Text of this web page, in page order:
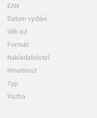
EAN
Datum vydání
Věk od
Formát
Nakladatelství
Hmotnost
Typ
Vazba